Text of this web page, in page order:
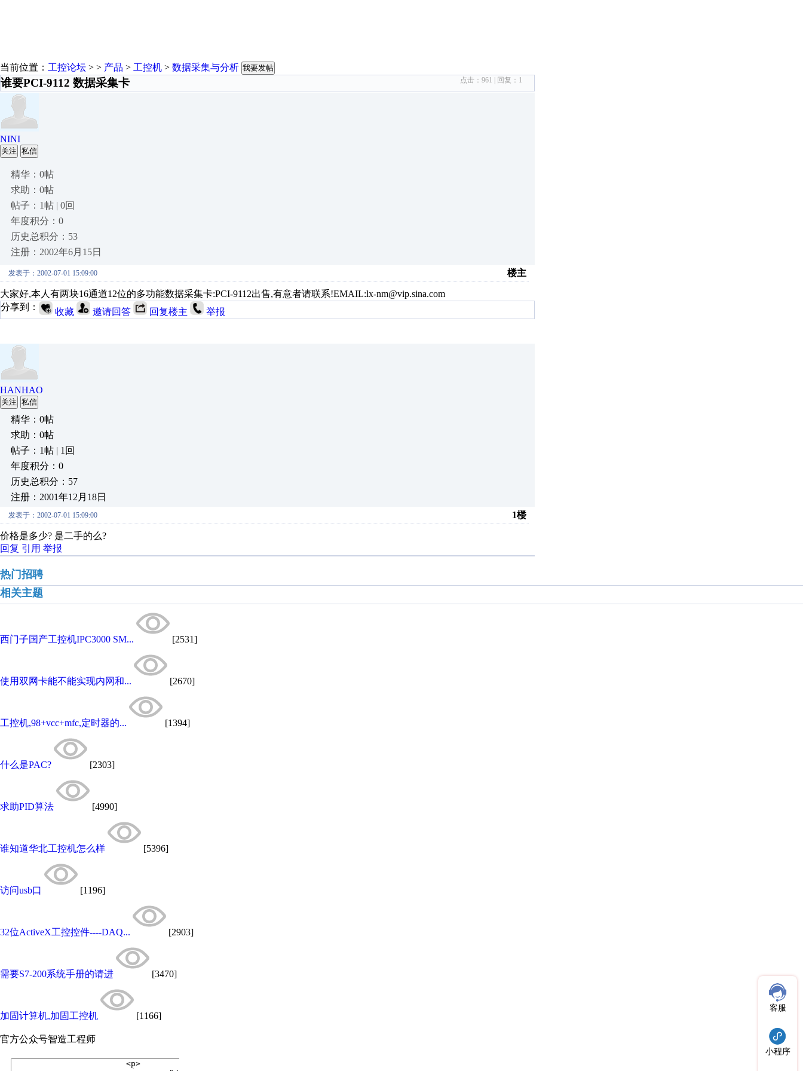
当前位置： 工控论坛 > > 产品 > 工控机 > 数据采集与分析 我要发帖
谁要PCI-9112 数据采集卡 点击： 961 | 回复： 1
NINI
关注 私信
精华：0帖
求助：0帖
帖子：1帖 | 0回
年度积分：0
历史总积分：53
注册：2002年6月15日
发表于：2002-07-01 15:09:00 楼主
大家好,本人有两块16通道12位的多功能数据采集卡:PCI-9112出售,有意者请联系!EMAIL:lx-nm@vip.sina.com
分享到：
收藏 邀请回答 回复楼主 举报
HANHAO
关注 私信
精华：0帖
求助：0帖
帖子：1帖 | 1回
年度积分：0
历史总积分：57
注册：2001年12月18日
发表于：2002-07-01 15:09:00 1楼
价格是多少? 是二手的么?
回复 引用 举报
热门招聘
相关主题
西门子国产工控机IPC3000 SM... [2531]
使用双网卡能不能实现内网和... [2670]
工控机,98+vcc+mfc,定时器的... [1394]
什么是PAC? [2303]
求助PID算法 [4990]
谁知道华北工控机怎么样 [5396]
访问usb口 [1196]
32位ActiveX工控控件----DAQ... [2903]
需要S7-200系统手册的请进 [3470]
加固计算机,加固工控机 [1166]
官方公众号智造工程师
客服
小程序